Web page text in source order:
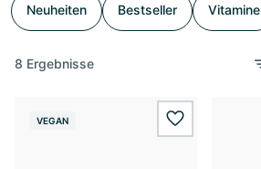
Neuheiten Bestseller Vitamine
8 Ergebnisse
VEGAN wishlist.add